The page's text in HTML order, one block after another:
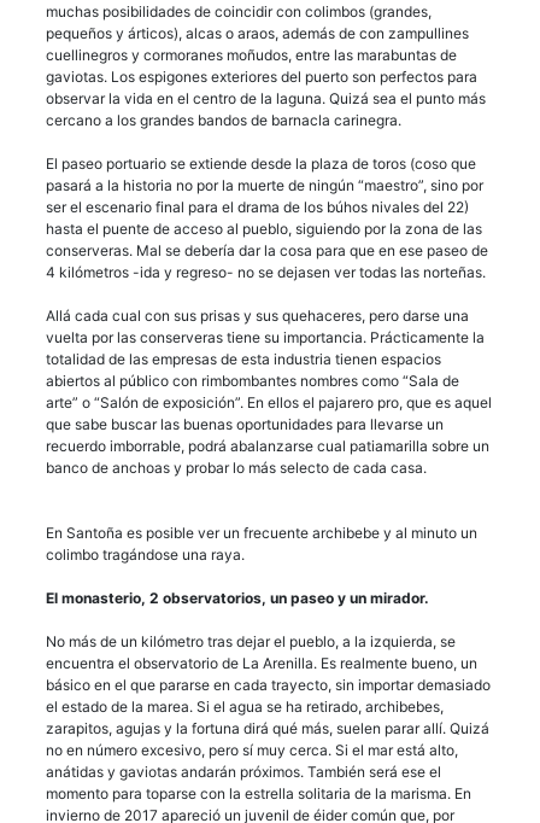
muchas posibilidades de coincidir con colimbos (grandes,
pequeños y árticos), alcas o araos, además de con zampullines
cuellinegros y cormoranes moñudos, entre las marabuntas de
gaviotas. Los espigones exteriores del puerto son perfectos para
observar la vida en el centro de la laguna. Quizá sea el punto más
cercano a los grandes bandos de barnacla carinegra.
El paseo portuario se extiende desde la plaza de toros (coso que
pasará a la historia no por la muerte de ningún “maestro”, sino por
ser el escenario final para el drama de los búhos nivales del 22)
hasta el puente de acceso al pueblo, siguiendo por la zona de las
conserveras. Mal se debería dar la cosa para que en ese paseo de
4 kilómetros -ida y regreso- no se dejasen ver todas las norteñas.
Allá cada cual con sus prisas y sus quehaceres, pero darse una
vuelta por las conserveras tiene su importancia. Prácticamente la
totalidad de las empresas de esta industria tienen espacios
abiertos al público con rimbombantes nombres como “Sala de
arte” o “Salón de exposición”. En ellos el pajarero pro, que es aquel
que sabe buscar las buenas oportunidades para llevarse un
recuerdo imborrable, podrá abalanzarse cual patiamarilla sobre un
banco de anchoas y probar lo más selecto de cada casa.
En Santoña es posible ver un frecuente archibebe y al minuto un
colimbo tragándose una raya.
El monasterio, 2 observatorios, un paseo y un mirador.
No más de un kilómetro tras dejar el pueblo, a la izquierda, se
encuentra el observatorio de La Arenilla. Es realmente bueno, un
básico en el que pararse en cada trayecto, sin importar demasiado
el estado de la marea. Si el agua se ha retirado, archibebes,
zarapitos, agujas y la fortuna dirá qué más, suelen parar allí. Quizá
no en número excesivo, pero sí muy cerca. Si el mar está alto,
anátidas y gaviotas andarán próximos. También será ese el
momento para toparse con la estrella solitaria de la marisma. En
invierno de 2017 apareció un juvenil de éider común que, por